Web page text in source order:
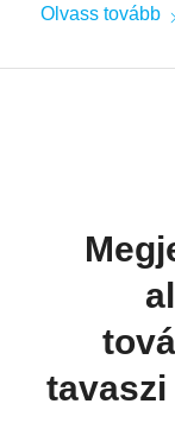
Olvass tovább